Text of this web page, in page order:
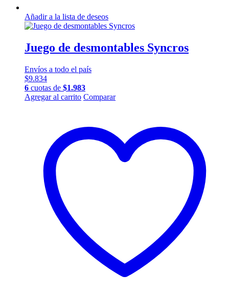
Añadir a la lista de deseos
Juego de desmontables Syncros
Envíos a todo el país
$9.834
6 cuotas de $1.983
Agregar al carrito Comparar